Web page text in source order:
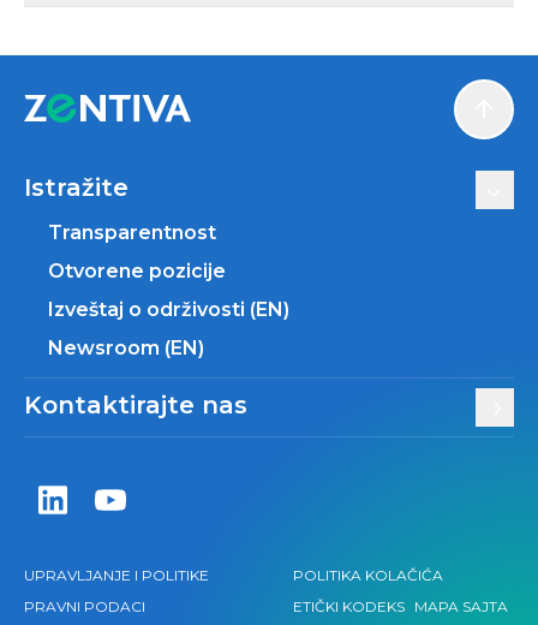
Zentiva LinkedIn
Zentiva YouTube
Istražite
Transparentnost
Otvorene pozicije
Izveštaj o održivosti (EN)
Newsroom (EN)
Kontaktirajte nas
UPRAVLJANJE I POLITIKE
PRAVNI PODACI
POLITIKA KOLAČIĆA
ETIČKI KODEKS MAPA SAJTA